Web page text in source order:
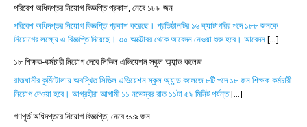
পরিবেশ অধিদপ্তর নিয়োগ বিজ্ঞপ্তি প্রকাশ, নেবে ১৮৮ জন
পরিবেশ অধিদপ্তর নিয়োগ বিজ্ঞপ্তি প্রকাশ করেছে। প্রতিষ্ঠানটির ১৬ ক্যাটাগরির পদে ১৮৮ জনকে
নিয়োগের লক্ষ্যে এ বিজ্ঞপ্তি দিয়েছে। ৩০ অক্টোবর থেকে আবেদন নেওয়া শুরু হবে। আবেদন[...]
১৮ শিক্ষক-কর্মচারী নিয়োগ দেবে সিভিল এভিয়েশন স্কুল অ্যান্ড কলেজ
রাজধানীর কুর্মিটোলায় অবস্থিত সিভিল এভিয়েশন স্কুল অ্যান্ড কলেজে ৮টি পদে ১৮ জন শিক্ষক-কর্মচারী
নিয়োগ দেওয়া হবে। আগ্রহীরা আগামী ১১ নভেম্বর রাত ১১টা ৫৯ মিনিট পর্যন্ত[...]
গণপূর্ত অধিদপ্তরে নিয়োগ বিজ্ঞপ্তি, নেবে ৬৬৯ জন